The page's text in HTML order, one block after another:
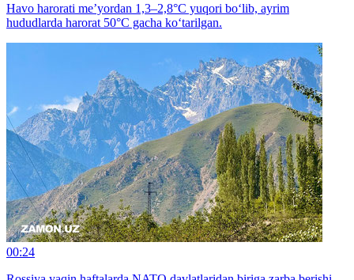
Havo harorati me’yordan 1,3–2,8°C yuqori bo‘lib, ayrim
hududlarda harorat 50°C gacha ko‘tarilgan.
00:24